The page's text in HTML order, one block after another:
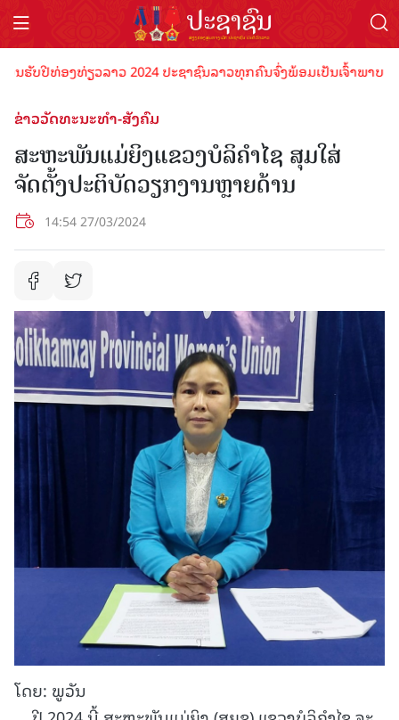
ບປີທ່ອງທ່ຽວລາວ 2024 ປະຊາຊົນລາວທຸກຄົນຈົ່ງພ້ອມເປັນເຈົ້າພາບທີ່ດີ
ຂ່າວວັດທະນະທຳ-ສັງຄົມ
ສະຫະພັນແມ່ຍິງແຂວງບໍລິຄຳໄຊ ສຸມໃສ່
ຈັດຕັ້ງປະຕິບັດວຽກງານຫຼາຍດ້ານ
14:54 27/03/2024
ໂດຍ: ພູວັນ